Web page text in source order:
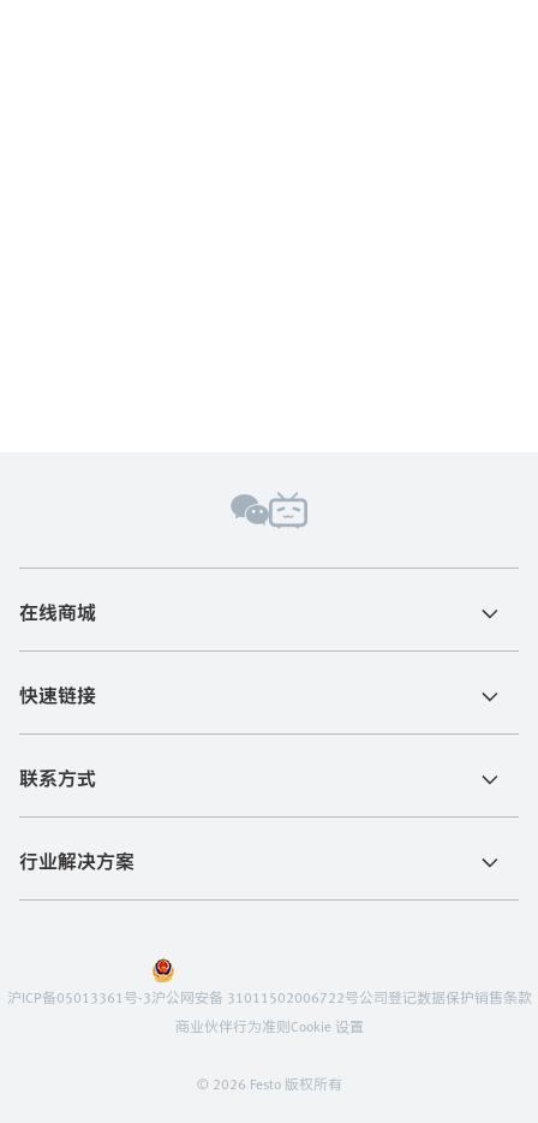
在线商城
快速链接
联系方式
行业解决方案
© 2026 Festo 版权所有
沪ICP备05013361号-3沪公网安备 31011502006722号公司登记数据保护销售条款
商业伙伴行为准则Cookie 设置